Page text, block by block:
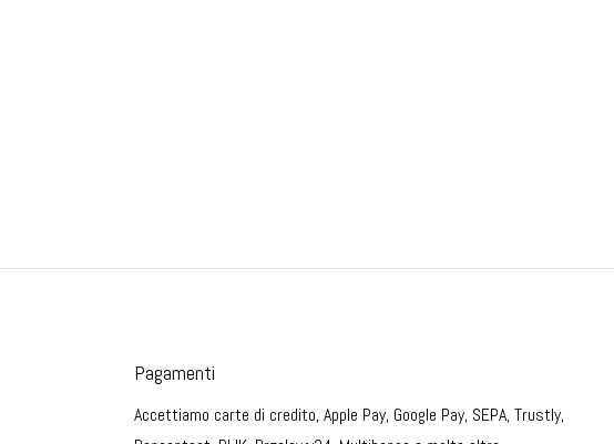
Pagamenti
Accettiamo carte di credito, Apple Pay, Google Pay, SEPA, Trustly,